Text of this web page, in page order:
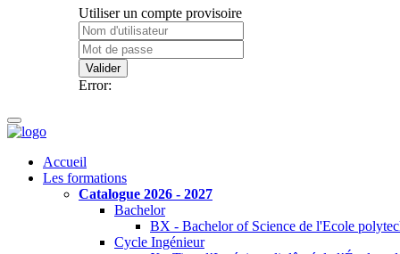
Utiliser un compte provisoire
Valider
Error:
Accueil
Les formations
Catalogue 2026 - 2027
Bachelor
BX - Bachelor of Science de l'Ecole
Cycle Ingénieur